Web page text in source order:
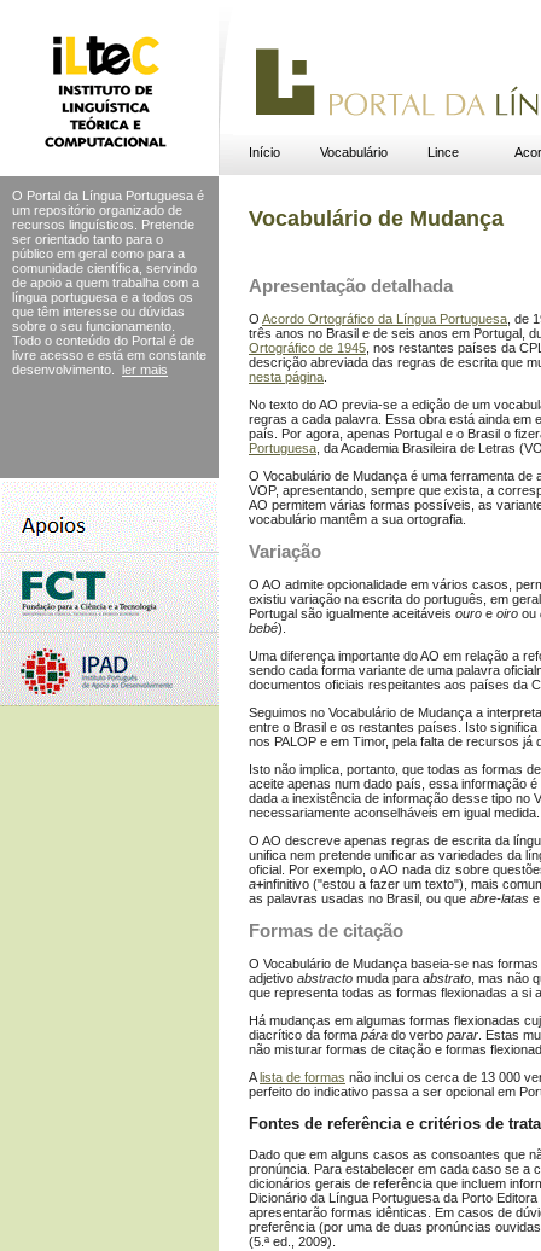
Início Vocabulário Lince
O Portal da Língua Portuguesa é
um repositório organizado de
recursos linguísticos. Pretende
ser orientado tanto para o
público em geral como para a
comunidade científica, servindo
de apoio a quem trabalha com a
língua portuguesa e a todos os
que têm interesse ou dúvidas
sobre o seu funcionamento.
Todo o conteúdo do Portal é de
livre acesso e está em constante
desenvolvimento.
ler mais
Vocabulário de Mudança
Apresentação detalhada
O Acordo Ortográfico da Língua Portuguesa , de
três anos no Brasil e de seis anos em Portugal,
Ortográfico de 1945 , nos restantes países da
descrição abreviada das regras de escrita que
nesta página
No texto do AO previa-se a edição de um
regras a cada palavra. Essa obra está ainda em
país. Por agora, apenas Portugal e o Brasil o
Portuguesa , da Academia Brasileira de Letras
O Vocabulário de Mudança é uma ferramenta
VOP, apresentando, sempre que exista, a
AO permitem várias formas possíveis, as
vocabulário mantêm a sua ortografia.
Variação
O AO admite opcionalidade em vários casos,
existiu variação na escrita do português, em
Portugal são igualmente aceitáveis ouro e oiro ou
bebé).
Uma diferença importante do AO em relação a
sendo cada forma variante de uma palavra
documentos oficiais respeitantes aos países da
Seguimos no Vocabulário de Mudança a
entre o Brasil e os restantes países. Isto
nos PALOP e em Timor, pela falta de recursos
Isto não implica, portanto, que todas as formas
aceite apenas num dado país, essa informação
dada a inexistência de informação desse tipo no
necessariamente aconselháveis em igual medida.
O AO descreve apenas regras de escrita da
unifica nem pretende unificar as variedades da
oficial. Por exemplo, o AO nada diz sobre
a+infinitivo ("estou a fazer um texto"), mais
as palavras usadas no Brasil, ou que abre-latas
Formas de citação
O Vocabulário de Mudança baseia-se nas
adjetivo abstracto muda para abstrato , mas não
que representa todas as formas flexionadas a si
Há mudanças em algumas formas flexionadas
diacrítico da forma pára do verbo parar . Estas
não misturar formas de citação e formas
Alista de formas não inclui os cerca de 13 000
perfeito do indicativo passa a ser opcional em
Fontes de referência e critérios de
Dado que em alguns casos as consoantes que
pronúncia. Para estabelecer em cada caso se a
dicionários gerais de referência que incluem
Dicionário da Língua Portuguesa da Porto
apresentarão formas idênticas. Em casos de
preferência (por uma de duas pronúncias
(5.ª ed., 2009).